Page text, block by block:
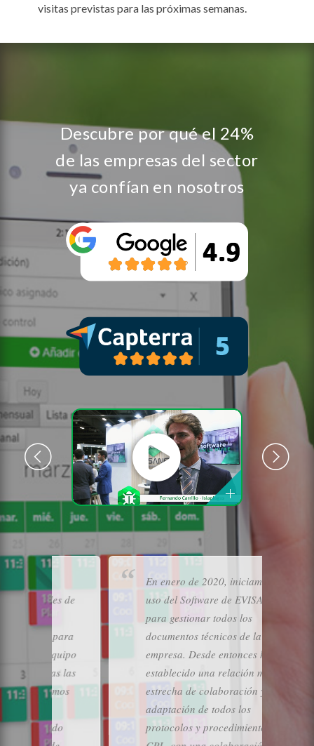
visitas previstas para las próximas semanas.
Descubre por qué el 24%
de las empresas del sector
ya confían en nosotros
En enero de 2020, iniciamos el
uso del Software de EVISANE,
para gestionar todos los
documentos técnicos de la
empresa. Desde entonces hemos
establecido una relación muy
estrecha de colaboración y
adaptación de todos los
protocolos y procedimientos de